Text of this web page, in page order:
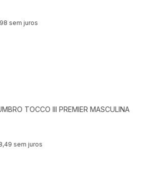
sem juros
TOCCO III PREMIER MASCULINA
sem juros